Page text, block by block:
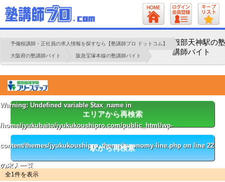
予備校講師・正社員の求人情報を探すなら【塾講師プロ ドットコム】
大阪府の塾講師バイト 阪急宝塚本線の塾講師バイト
服部天神駅の塾
講師バイト
Warning: Undefined variable $tax_name in
/home/jyukubaito/jyukukoushipro.com/public_html/wp-
content/themes/jyukukoushipro_theme/taxonomy-line.phpon line 22
の求人一覧
エリアから再検索
駅から再検索
全1件を表示